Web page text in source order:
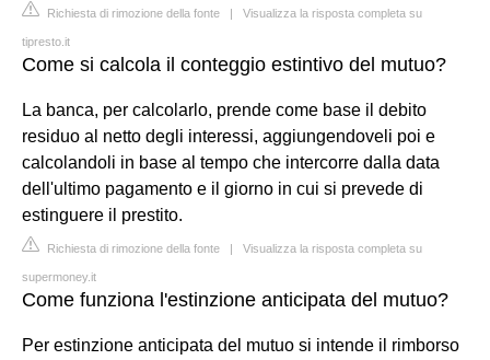
Richiesta di rimozione della fonte | Visualizza la risposta completa su
tipresto.it
Come si calcola il conteggio estintivo del mutuo?
La banca, per calcolarlo, prende come base il debito
residuo al netto degli interessi, aggiungendoveli poi e
calcolandoli in base al tempo che intercorre dalla data
dell'ultimo pagamento e il giorno in cui si prevede di
estinguere il prestito.
Richiesta di rimozione della fonte | Visualizza la risposta completa su
supermoney.it
Come funziona l'estinzione anticipata del mutuo?
Per estinzione anticipata del mutuo si intende il rimborso